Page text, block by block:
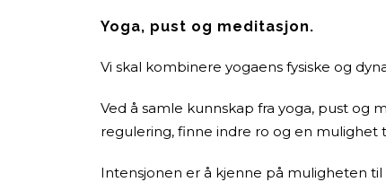
Yoga, pust og meditasjon.
Vi skal kombinere yogaens fysiske og
Ved å samle kunnskap fra yoga, pust og
regulering, finne indre ro og en mulighet
Intensjonen er å kjenne på muligheten til